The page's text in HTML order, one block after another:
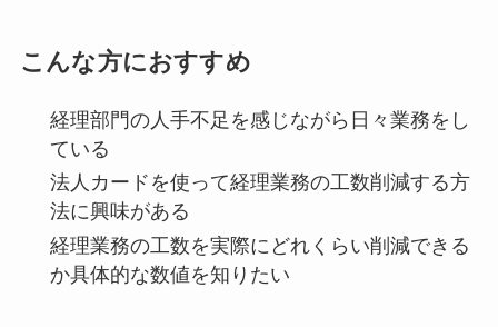
こんな方におすすめ
経理部門の人手不足を感じながら日々業務をし
ている
法人カードを使って経理業務の工数削減する方
法に興味がある
経理業務の工数を実際にどれくらい削減できる
か具体的な数値を知りたい